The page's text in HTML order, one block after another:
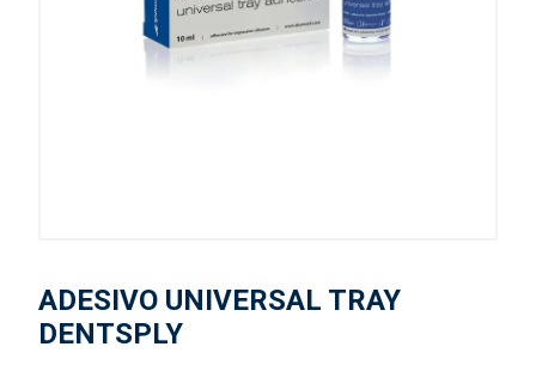
ADESIVO UNIVERSAL TRAY
DENTSPLY